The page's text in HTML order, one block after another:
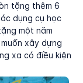
tặng thêm 6
dụng cụ học
một năm
xây dựng
xa có điều kiện